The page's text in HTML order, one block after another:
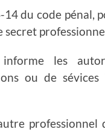
du code pénal,
secret
les
ou de
professionnel